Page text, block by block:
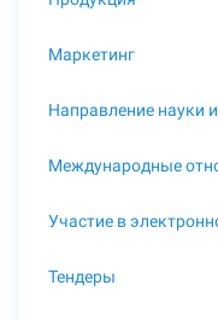
Маркетинг
Направление науки
Международные
Участие в
Тендеры